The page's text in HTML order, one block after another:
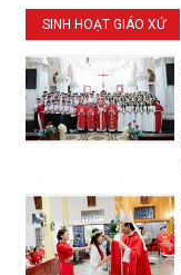
SINH HOẠT GIÁO XỨ